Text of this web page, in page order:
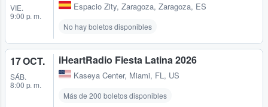
VIE.
9:00 p. m.
Espacio Zity, Zaragoza, Zaragoza, ES
No hay boletos disponibles
17 OCT.
SÁB.
8:00 p. m.
iHeartRadio Fiesta Latina 2026
Kaseya Center, Miami, FL, US
Más de 200 boletos disponibles